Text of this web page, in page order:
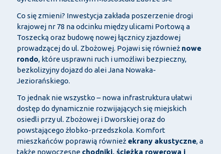
Co się zmieni? Inwestycja zakłada poszerzenie drogi
krajowej nr 78 na odcinku między ulicami Portową a
Toszecką oraz budowę nowej łącznicy zjazdowej
prowadzącej do ul. Zbożowej. Pojawi się również nowe
rondo, które usprawni ruch i umożliwi bezpieczny,
bezkolizyjny dojazd do alei Jana Nowaka-
Jeziorańskiego.
To jednak nie wszystko – nowa infrastruktura ułatwi
dostęp do dynamicznie rozwijających się miejskich
osiedli przy ul. Zbożowej i Dworskiej oraz do
powstającego żłobko-przedszkola. Komfort
mieszkańców poprawią również ekrany akustyczne, a
także nowoczesne chodniki, ścieżka rowerowa i